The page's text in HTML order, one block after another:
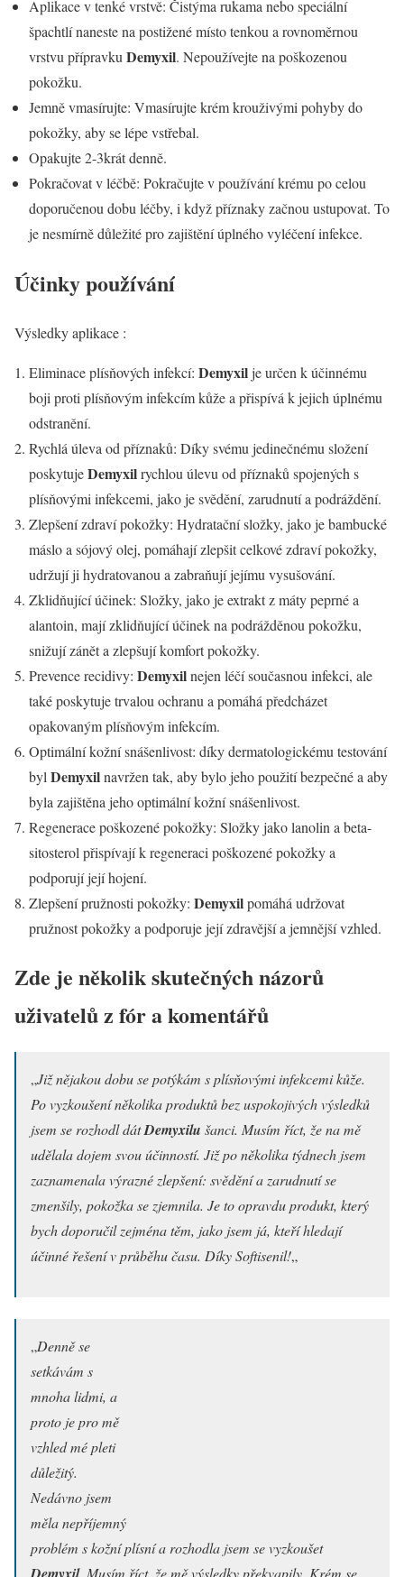
Aplikace v tenké vrstvě: Čistýma rukama nebo speciální
špachtlí naneste na postižené místo tenkou a rovnoměrnou
vrstvu přípravku Demyxil. Nepoužívejte na poškozenou
pokožku.
Jemně vmasírujte: Vmasírujte krém krouživými pohyby do
pokožky, aby se lépe vstřebal.
Opakujte 2-3krát denně.
Pokračovat v léčbě: Pokračujte v používání krému po celou
doporučenou dobu léčby, i když příznaky začnou ustupovat. To
je nesmírně důležité pro zajištění úplného vyléčení infekce.
Účinky používání
Výsledky aplikace :
Eliminace plísňových infekcí: Demyxilje určen k účinnému
boji proti plísňovým infekcím kůže a přispívá k jejich úplnému
odstranění.
Rychlá úleva od příznaků: Díky svému jedinečnému složení
poskytujeDemyxilrychlou úlevu od příznaků spojených s
plísňovými infekcemi, jako je svědění, zarudnutí a podráždění.
Zlepšení zdraví pokožky: Hydratační složky, jako je bambucké
máslo a sójový olej, pomáhají zlepšit celkové zdraví pokožky,
udržují ji hydratovanou a zabraňují jejímu vysušování.
Zklidňující účinek: Složky, jako je extrakt z máty peprné a
alantoin, mají zklidňující účinek na podrážděnou pokožku,
snižují zánět a zlepšují komfort pokožky.
Prevence recidivy: Demyxilnejen léčí současnou infekci, ale
také poskytuje trvalou ochranu a pomáhá předcházet
opakovaným plísňovým infekcím.
Optimální kožní snášenlivost: díky dermatologickému testování
byl Demyxilnavržen tak, aby bylo jeho použití bezpečné a aby
byla zajištěna jeho optimální kožní snášenlivost.
Regenerace poškozené pokožky: Složky jako lanolin a beta-
sitosterol přispívají k regeneraci poškozené pokožky a
podporují její hojení.
Zlepšení pružnosti pokožky: Demyxilpomáhá udržovat
pružnost pokožky a podporuje její zdravější a jemnější vzhled.
Zde je několik skutečných názorů
uživatelů z fór a komentářů
„Již nějakou dobu se potýkám s plísňovými infekcemi kůže.
Po vyzkoušení několika produktů bez uspokojivých výsledků
jsem se rozhodl dátDemyxilu šanci. Musím říct, že na mě
udělala dojem svou účinností. Již po několika týdnech jsem
zaznamenala výrazné zlepšení: svědění a zarudnutí se
zmenšily, pokožka se zjemnila. Je to opravdu produkt, který
bych doporučil zejména těm, jako jsem já, kteří hledají
účinné řešení v průběhu času. Díky Softisenil!„
„Denně se
setkávám s
mnoha lidmi, a
proto je pro mě
vzhled mé pleti
důležitý.
Nedávno jsem
měla nepříjemný
problém s kožní plísní a rozhodla jsem se vyzkoušet